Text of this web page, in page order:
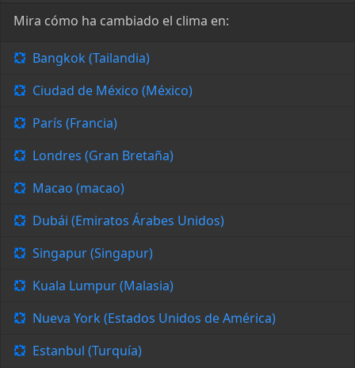
Mira cómo ha cambiado el clima en:
Bangkok (Tailandia)
Ciudad de México (México)
París (Francia)
Londres (Gran Bretaña)
Macao (macao)
Dubái (Emiratos Árabes Unidos)
Singapur (Singapur)
Kuala Lumpur (Malasia)
Nueva York (Estados Unidos de América)
Estanbul (Turquía)